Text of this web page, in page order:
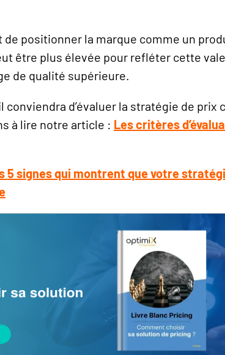
de positionner la marque comme un
être plus élevée pour refléter cette
de qualité supérieure.
conviendra d’évaluer la stratégie de prix
à lire notre article : Les critères
5 signes qui montrent que votre